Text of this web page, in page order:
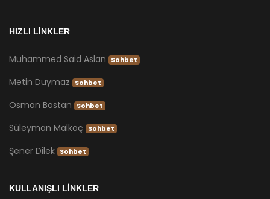
HIZLI LİNKLER
Muhammed Said Aslan Sohbet
Metin Duymaz Sohbet
Osman Bostan Sohbet
Süleyman Malkoç Sohbet
Şener Dilek Sohbet
KULLANIŞLI LİNKLER